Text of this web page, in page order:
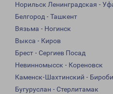
Норильск Ленинградская -
Белгород - Ташкент
Вязьма - Ногинск
Выкса - Киров
Брест - Сергиев Посад
Невинномысск - Кореновск
Каменск-Шахтинский -
Бугуруслан - Стерлитамак